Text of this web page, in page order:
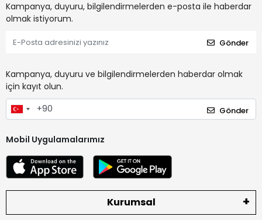
Kampanya, duyuru, bilgilendirmelerden e-posta ile haberdar
olmak istiyorum.
Gönder
Kampanya, duyuru ve bilgilendirmelerden haberdar olmak
için kayıt olun.
Gönder
Mobil Uygulamalarımız
Kurumsal